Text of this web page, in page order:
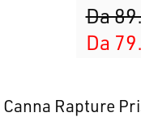
Da
Da
Canna Rapture